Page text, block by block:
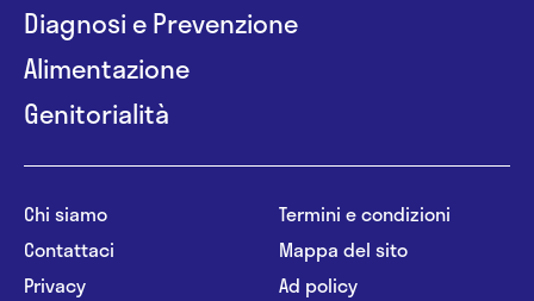
Diagnosi e Prevenzione
Alimentazione
Genitorialità
Chi siamo
Contattaci
Privacy
Termini e condizioni
Mappa del sito
Ad policy